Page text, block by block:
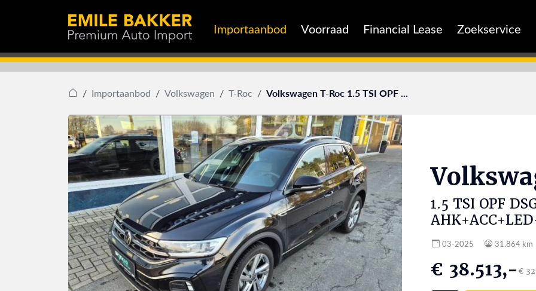
Importaanbod Voorraad Financial Lease Zoekservice
Importaanbod Volkswagen T-Roc Volkswagen T-Roc 1.5 TSI OPF ...
1.5 TSI OPF
03-2025 31.864 km
€ 38.513,-€